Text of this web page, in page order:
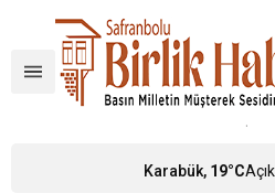
Karabük, 19°CAçık